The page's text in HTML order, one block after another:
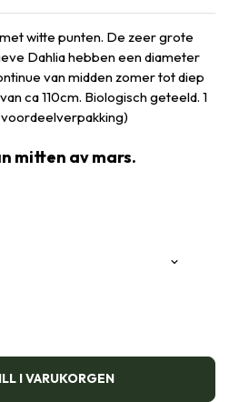
witte punten. De zeer grote
Dahlia hebben een diameter
van midden zomer tot diep
ca 110cm. Biologisch geteeld. 1
mitten av mars.
I VARUKORGEN